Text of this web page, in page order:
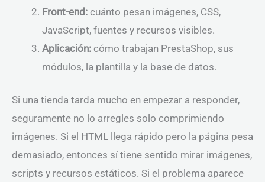
Front-end: cuánto pesan imágenes, CSS,
JavaScript, fuentes y recursos visibles.
Aplicación: cómo trabajan PrestaShop, sus
módulos, la plantilla y la base de datos.
Si una tienda tarda mucho en empezar a responder,
seguramente no lo arregles solo comprimiendo
imágenes. Si el HTML llega rápido pero la página pesa
demasiado, entonces sí tiene sentido mirar imágenes,
scripts y recursos estáticos. Si el problema aparece